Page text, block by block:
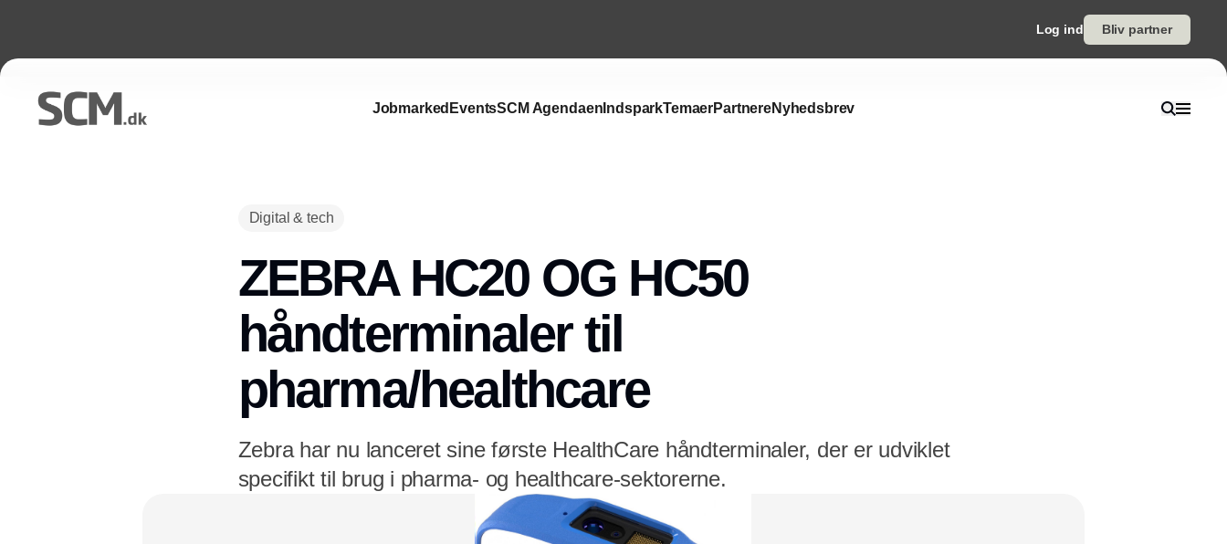
Log ind Bliv partner
Jobmarked EventsSCM Agendaen IndsparkTemaerPartnereNyhedsbrev
Digital & tech
ZEBRA HC20 OG HC50
håndterminaler til
pharma/healthcare
Zebra har nu lanceret sine første HealthCare håndterminaler, der er udviklet
specifikt til brug i pharma- og healthcare-sektorerne.